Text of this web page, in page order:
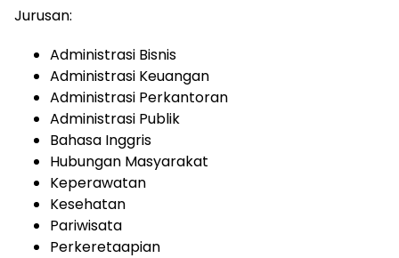
Jurusan:
Administrasi Bisnis
Administrasi Keuangan
Administrasi Perkantoran
Administrasi Publik
Bahasa Inggris
Hubungan Masyarakat
Keperawatan
Kesehatan
Pariwisata
Perkeretaapian